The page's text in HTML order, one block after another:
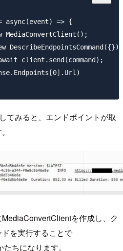
= async(event) => {
MediaConvertClient();
DescribeEndpointsCommand({});
client.send(command);
てみると、エンドポイントが取
を作成し、ク
を実行することで
ちになります。